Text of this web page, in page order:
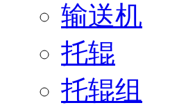
输送机
托辊
托辊组